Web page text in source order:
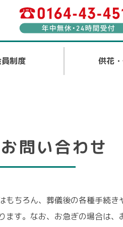
制度 供花
問い合わせ
ちろん、葬儀後の各種手続
す。なお、お急ぎの場合は